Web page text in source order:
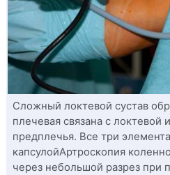
Сложный локтевой сустав
плечевая связана с локтевой
предплечья. Все три
капсулойАртроскопия
через небольшой разрез